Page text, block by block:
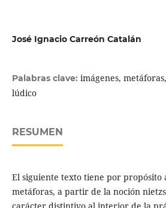
José Ignacio Carreón Catalán
Palabras clave: imágenes,
lúdico
RESUMEN
El siguiente texto tiene por propósito
metáforas, a partir de la noción